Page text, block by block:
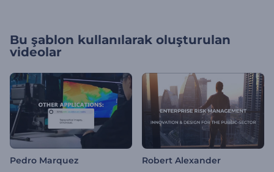
Bu şablon kullanılarak oluşturulan
videolar
Pedro Marquez Robert Alexander